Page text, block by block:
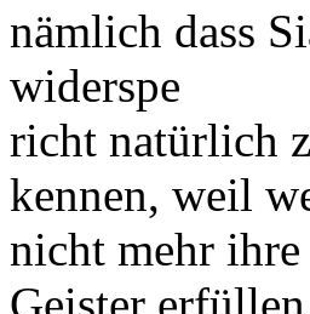
nämlich dass
widerspe
richt natürlich
kennen, weil
nicht mehr